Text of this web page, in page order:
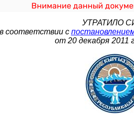
Внимание данный